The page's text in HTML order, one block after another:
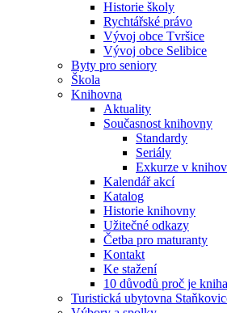
Historie školy
Rychtářské právo
Vývoj obce Tvršice
Vývoj obce Selibice
Byty pro seniory
Škola
Knihovna
Aktuality
Současnost knihovny
Standardy
Seriály
Exkurze v
Kalendář akcí
Katalog
Historie knihovny
Užitečné odkazy
Četba pro maturanty
Kontakt
Ke stažení
10 důvodů proč je
Turistická ubytovna